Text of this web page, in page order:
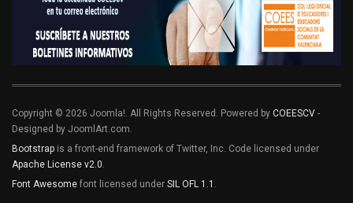
Copyright © 2026 Joomla!. All Rights Reserved. Powered by COEESCV -
Designed by JoomlArt.com.
Bootstrap is a front-end framework of Twitter, Inc. Code licensed under
Apache License v2.0
Font Awesome font licensed under SIL OFL 1.1